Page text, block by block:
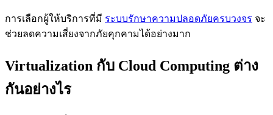
การเลือกผู้ให้บริการที่มี ระบบรักษาความปลอดภัยครบวงจร จะ
ช่วยลดความเสี่ยงจากภัยคุกคามได้อย่างมาก
Virtualization กับ Cloud Computing ต่าง
กันอย่างไร